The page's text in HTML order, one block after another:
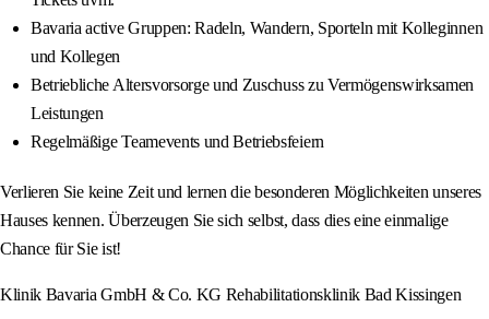
Bavaria active Gruppen: Radeln, Wandern, Sporteln mit Kolleginnen
und Kollegen
Betriebliche Altersvorsorge und Zuschuss zu Vermögenswirksamen
Leistungen
Regelmäßige Teamevents und Betriebsfeiern
Verlieren Sie keine Zeit und lernen die besonderen Möglichkeiten unseres
Hauses kennen. Überzeugen Sie sich selbst, dass dies eine einmalige
Chance für Sie ist!
Klinik Bavaria GmbH & Co. KG Rehabilitationsklinik Bad Kissingen